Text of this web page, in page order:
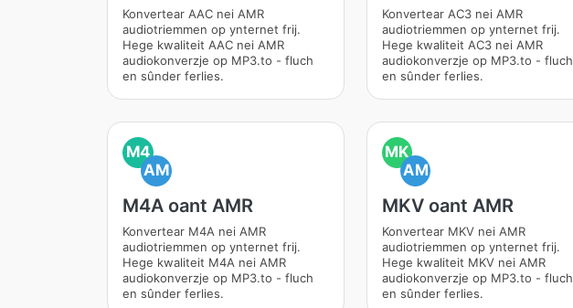
Konvertear AAC nei AMR
audiotriemmen op ynternet frij.
Hege kwaliteit AAC nei AMR
audiokonverzje op MP3.to - fluch
en sûnder ferlies.
Konvertear AC3 nei AMR
audiotriemmen op ynternet frij.
Hege kwaliteit AC3 nei AMR
audiokonverzje op MP3.to - fluch
en sûnder ferlies.
M4
AM
M4A oant AMR
Konvertear M4A nei AMR
audiotriemmen op ynternet frij.
Hege kwaliteit M4A nei AMR
audiokonverzje op MP3.to - fluch
en sûnder ferlies.
MK
AM
MKV oant AMR
Konvertear MKV nei AMR
audiotriemmen op ynternet frij.
Hege kwaliteit MKV nei AMR
audiokonverzje op MP3.to - fluch
en sûnder ferlies.